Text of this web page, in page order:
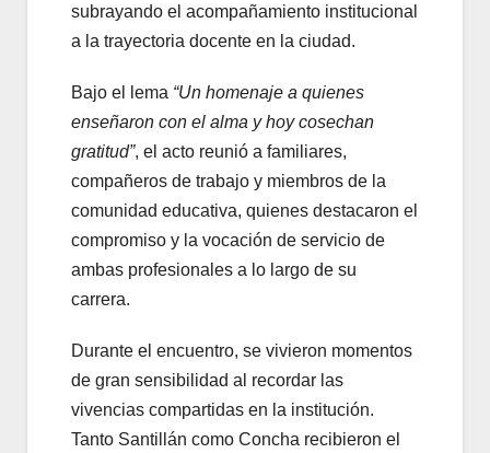
subrayando el acompañamiento institucional
a la trayectoria docente en la ciudad.
Bajo el lema “Un homenaje a quienes
enseñaron con el alma y hoy cosechan
gratitud”, el acto reunió a familiares,
compañeros de trabajo y miembros de la
comunidad educativa, quienes destacaron el
compromiso y la vocación de servicio de
ambas profesionales a lo largo de su
carrera.
Durante el encuentro, se vivieron momentos
de gran sensibilidad al recordar las
vivencias compartidas en la institución.
Tanto Santillán como Concha recibieron el